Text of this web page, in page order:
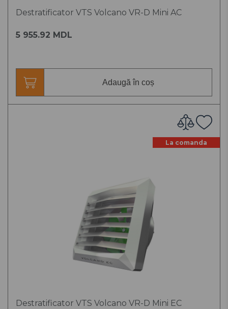
Destratificator VTS Volcano VR-D Mini AC
5 955.92 MDL
Adaugă în coș
La comanda
Destratificator VTS Volcano VR-D Mini EC